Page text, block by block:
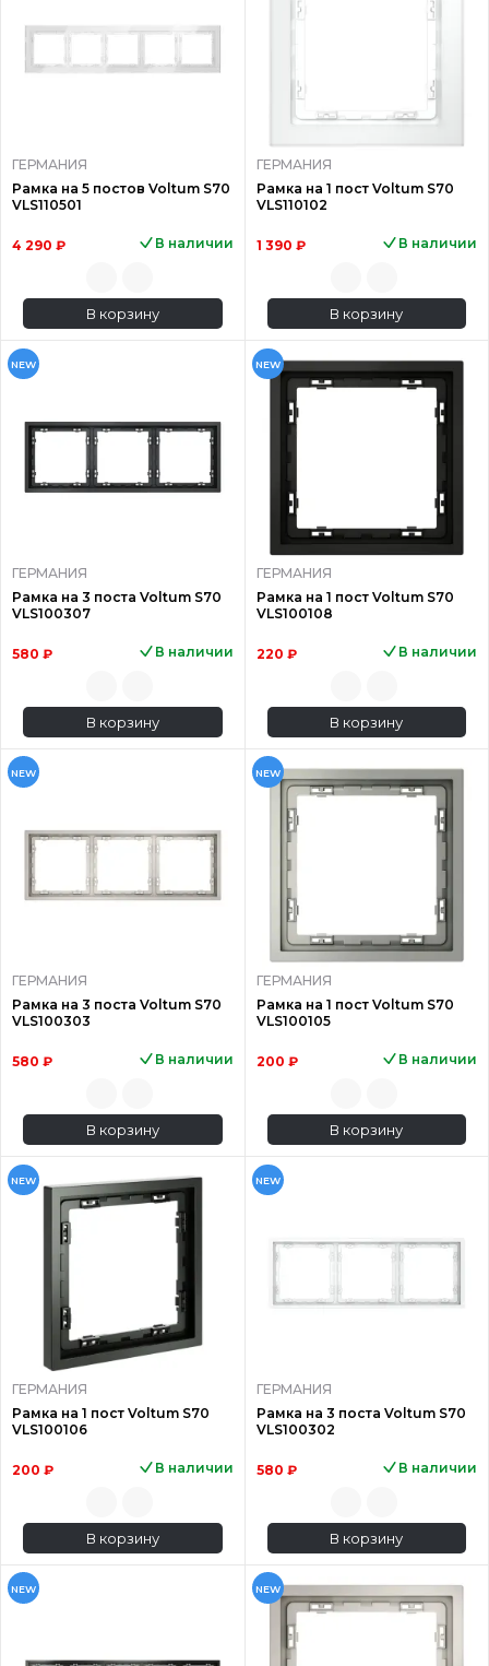
ГЕРМАНИЯ
Рамка на 5 постов Voltum S70
VLS110501
4 290 ₽ В наличии
В корзину
ГЕРМАНИЯ
Рамка на 1 пост Voltum S70
VLS110102
1 390 ₽ В наличии
В корзину
NEW
ГЕРМАНИЯ
Рамка на 3 поста Voltum S70
VLS100307
580 ₽ В наличии
В корзину
NEW
ГЕРМАНИЯ
Рамка на 1 пост Voltum S70
VLS100108
220 ₽ В наличии
В корзину
NEW
ГЕРМАНИЯ
Рамка на 3 поста Voltum S70
VLS100303
580 ₽ В наличии
В корзину
NEW
ГЕРМАНИЯ
Рамка на 1 пост Voltum S70
VLS100105
200 ₽ В наличии
В корзину
NEW
ГЕРМАНИЯ
Рамка на 1 пост Voltum S70
VLS100106
200 ₽ В наличии
В корзину
NEW
ГЕРМАНИЯ
Рамка на 3 поста Voltum S70
VLS100302
580 ₽ В наличии
В корзину
NEW NEW